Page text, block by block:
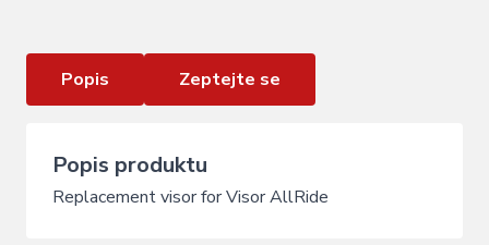
Popis Zeptejte se
Popis produktu
Replacement visor for Visor AllRide